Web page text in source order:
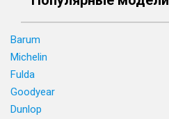
Barum
Michelin
Fulda
Goodyear
Dunlop